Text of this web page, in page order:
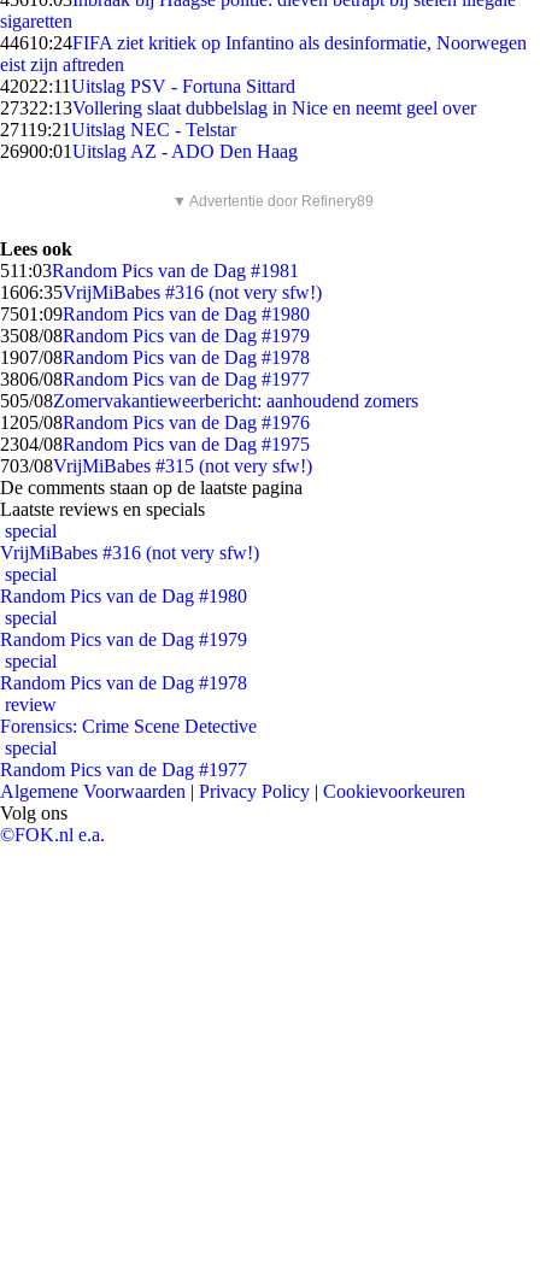
sigaretten
44610:24FIFA ziet kritiek op Infantino als desinformatie, Noorwegen
eist zijn aftreden
42022:11Uitslag PSV - Fortuna Sittard
27322:13Vollering slaat dubbelslag in Nice en neemt geel over
27119:21Uitslag NEC - Telstar
26900:01Uitslag AZ - ADO Den Haag
▼ Advertentie door Refinery89
Lees ook
511:03Random Pics van de Dag #1981
1606:35VrijMiBabes #316 (not very sfw!)
7501:09Random Pics van de Dag #1980
3508/08Random Pics van de Dag #1979
1907/08Random Pics van de Dag #1978
3806/08Random Pics van de Dag #1977
505/08Zomervakantieweerbericht: aanhoudend zomers
1205/08Random Pics van de Dag #1976
2304/08Random Pics van de Dag #1975
703/08VrijMiBabes #315 (not very sfw!)
De comments staan op de laatste pagina
Laatste reviews en specials
special
VrijMiBabes #316 (not very sfw!)
special
Random Pics van de Dag #1980
special
Random Pics van de Dag #1979
special
Random Pics van de Dag #1978
review
Forensics: Crime Scene Detective
special
Random Pics van de Dag #1977
Algemene Voorwaarden | Privacy Policy | Cookievoorkeuren
Volg ons
©FOK.nl e.a.